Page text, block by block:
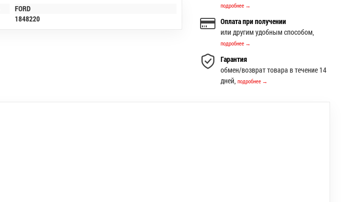
FORD
1848220
подробнее →
Оплата при получении
или другим удобным способом,
подробнее →
Гарантия
обмен/возврат товара в течение 14
дней,подробнее →